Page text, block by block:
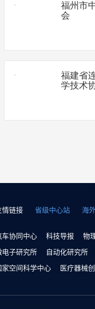
福州市
会
福建省
学技术
情链接 省级中心站 海
车协同中心 科技导报 物
电子研究所
自动化研究所
家空间科学中心
医疗器械